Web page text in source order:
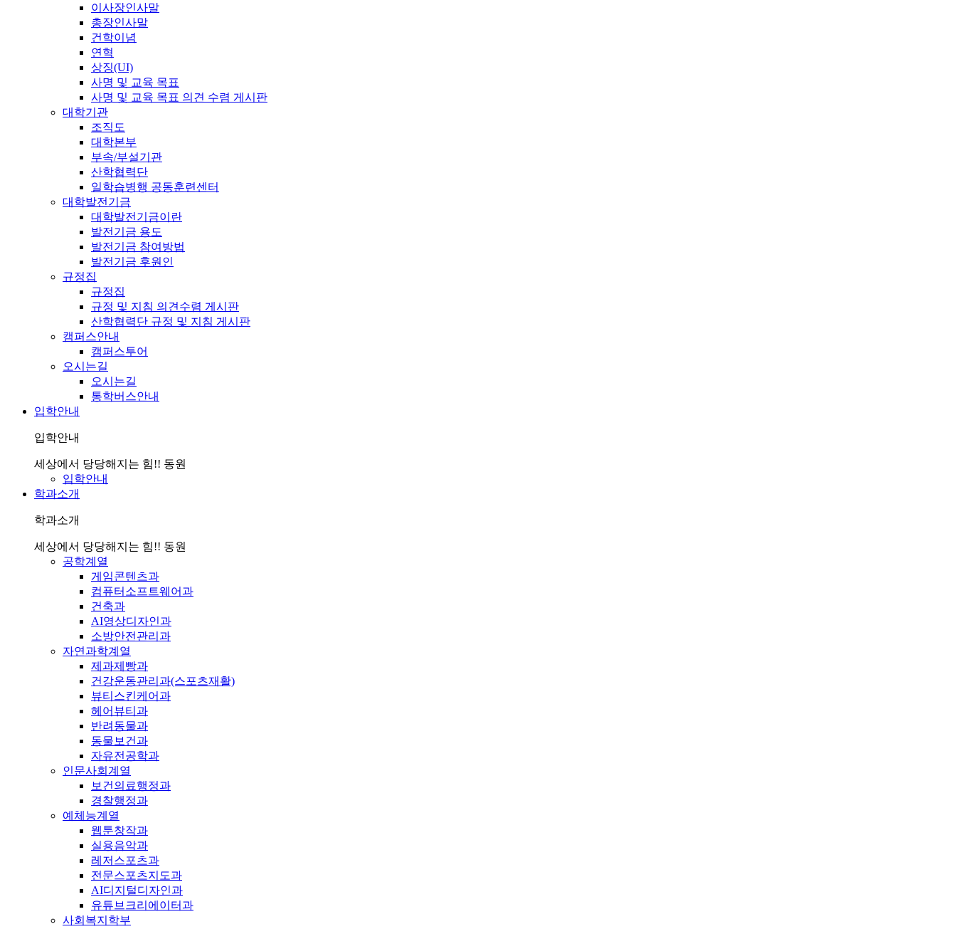
이사장인사말
총장인사말
건학이념
연혁
상징(UI)
사명 및 교육 목표
사명 및 교육 목표 의견 수렴 게시판
대학기관
조직도
대학본부
부속/부설기관
산학협력단
일학습병행 공동훈련센터
대학발전기금
대학발전기금이란
발전기금 용도
발전기금 참여방법
발전기금 후원인
규정집
규정집
규정 및 지침 의견수렴 게시판
산학협력단 규정 및 지침 게시판
캠퍼스안내
캠퍼스투어
오시는길
오시는길
통학버스안내
입학안내
입학안내
세상에서 당당해지는 힘!! 동원
입학안내
학과소개
학과소개
세상에서 당당해지는 힘!! 동원
공학계열
게임콘텐츠과
컴퓨터소프트웨어과
건축과
AI영상디자인과
소방안전관리과
자연과학계열
제과제빵과
건강운동관리과(스포츠재활)
뷰티스킨케어과
헤어뷰티과
반려동물과
동물보건과
자유전공학과
인문사회계열
보건의료행정과
경찰행정과
예체능계열
웹툰창작과
실용음악과
레저스포츠과
전문스포츠지도과
AI디지털디자인과
유튜브크리에이터과
사회복지학부